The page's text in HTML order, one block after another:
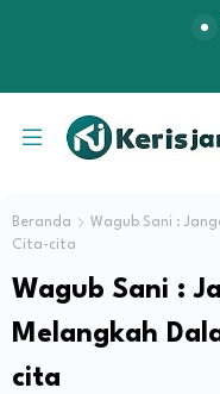
Beranda
Wagub Sani :
Cita-cita
Wagub Sani :
Melangkah
cita